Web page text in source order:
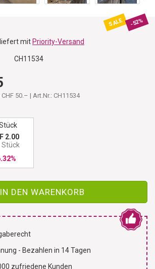
SALE -52%
mit Priority-Versand
CH11534
50.– | Art.Nr.: CH11534
2.00
Stück
IN DEN WARENKORB
- Bezahlen in 14 Tagen
zufriedene Kunden